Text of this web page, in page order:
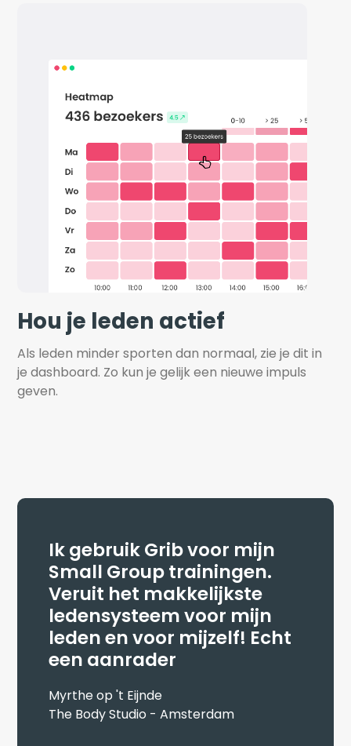
Hou je leden actief
Als leden minder sporten dan normaal, zie je dit in
je dashboard. Zo kun je gelijk een nieuwe impuls
geven.
Ik gebruik Grib voor mijn
Small Group trainingen.
Veruit het makkelijkste
ledensysteem voor mijn
leden en voor mijzelf! Echt
een aanrader
Myrthe op 't Eijnde
The Body Studio - Amsterdam